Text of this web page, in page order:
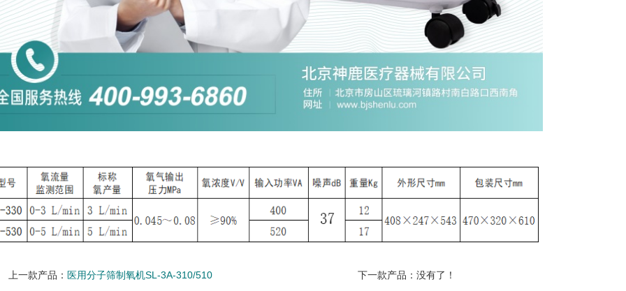
上一款产品： 医用分子筛制氧机SL-3A-310/510 下一款产品：没有了！